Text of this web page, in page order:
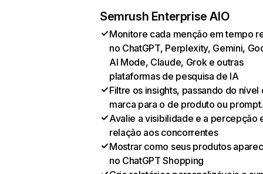
Semrush Enterprise AIO
Monitore cada menção em tempo
no ChatGPT, Perplexity, Gemini,
AI Mode, Claude, Grok e outras
plataformas de pesquisa de IA
Filtre os insights, passando do nível
marca para o de produto ou prompt.
Avalie a visibilidade e a percepção
relação aos concorrentes
Mostrar como seus produtos
no ChatGPT Shopping